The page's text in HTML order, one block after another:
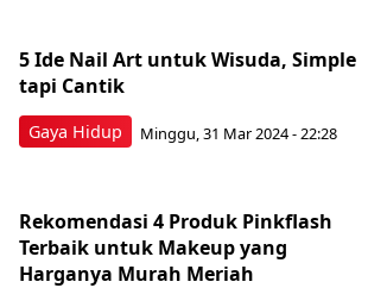
Gaya Hidup
5 Ide Nail Art untuk Wisuda, Simple
tapi Cantik
Minggu, 31 Mar 2024 - 22:28
Rekomendasi 4 Produk Pinkflash
Terbaik untuk Makeup yang
Harganya Murah Meriah